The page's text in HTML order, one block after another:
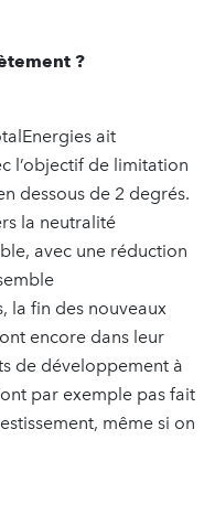
?
ait
l’objectif de limitation
dessous de 2 degrés.
la neutralité
avec une réduction
la fin des nouveaux
encore dans leur
de développement à
par exemple pas fait
même si on